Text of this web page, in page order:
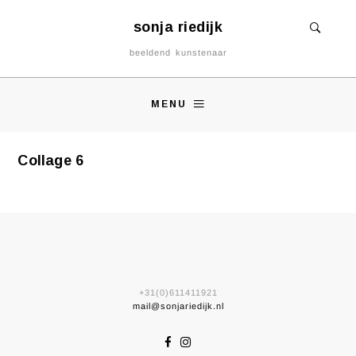
sonja riedijk
beeldend kunstenaar
MENU
Collage 6
+31(0)611411921
mail@sonjariedijk.nl